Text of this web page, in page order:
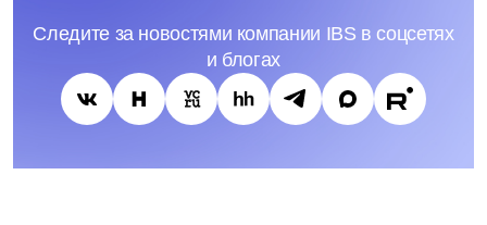
Следите за новостями компании IBS в соцсетях
и блогах